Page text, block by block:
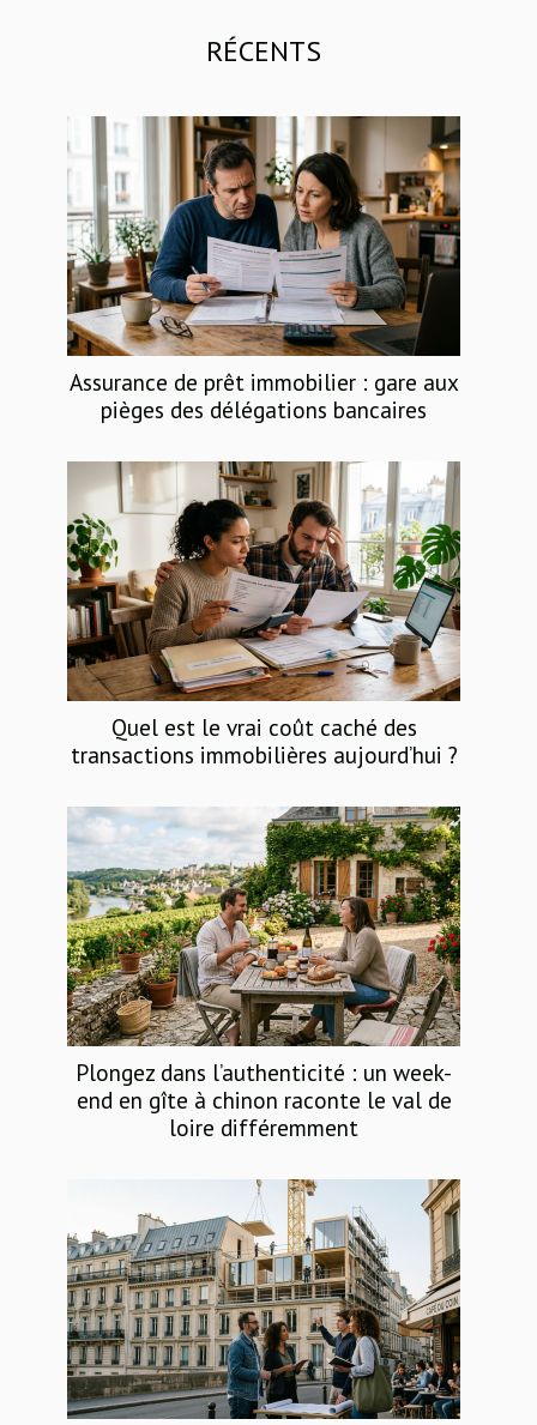
RÉCENTS
Assurance de prêt immobilier : gare aux
pièges des délégations bancaires
Quel est le vrai coût caché des
transactions immobilières aujourd’hui ?
Plongez dans l’authenticité : un week-
end en gîte à chinon raconte le val de
loire différemment